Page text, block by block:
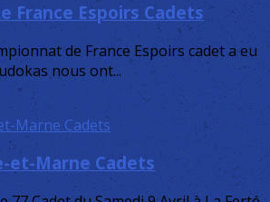
France Espoirs Cadets
de France Espoirs cadet a eu
nous ont...
et-Marne Cadets